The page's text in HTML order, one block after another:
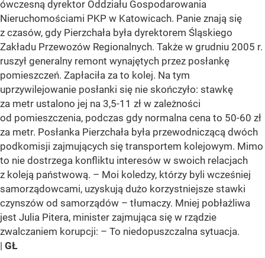
ówczesną dyrektor Oddziału Gospodarowania
Nieruchomościami PKP w Katowicach. Panie znają się
z czasów, gdy Pierzchała była dyrektorem Śląskiego
Zakładu Przewozów Regionalnych. Także w grudniu 2005 r.
ruszył generalny remont wynajętych przez posłankę
pomieszczeń. Zapłaciła za to kolej. Na tym
uprzywilejowanie posłanki się nie skończyło: stawkę
za metr ustalono jej na 3,5-11 zł w zależności
od pomieszczenia, podczas gdy normalna cena to 50-60 zł
za metr. Posłanka Pierzchała była przewodniczącą dwóch
podkomisji zajmujących się transportem kolejowym. Mimo
to nie dostrzega konfliktu interesów w swoich relacjach
z koleją państwową. – Moi koledzy, którzy byli wcześniej
samorządowcami, uzyskują dużo korzystniejsze stawki
czynszów od samorządów – tłumaczy. Mniej pobłażliwa
jest Julia Pitera, minister zajmująca się w rządzie
zwalczaniem korupcji: – To niedopuszczalna sytuacja.
| GŁ